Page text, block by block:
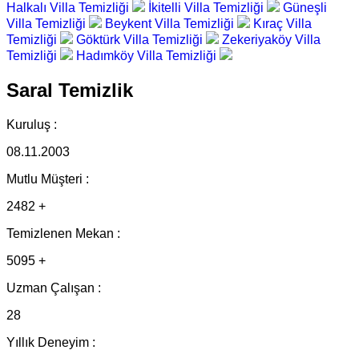
Halkalı Villa Temizliği
İkitelli Villa Temizliği
Güneşli
Villa Temizliği
Beykent Villa Temizliği
Kıraç Villa
Temizliği
Göktürk Villa Temizliği
Zekeriyaköy Villa
Temizliği
Hadımköy Villa Temizliği
Saral Temizlik
Kuruluş :
08.11.2003
Mutlu Müşteri :
2482 +
Temizlenen Mekan :
5095 +
Uzman Çalışan :
28
Yıllık Deneyim :